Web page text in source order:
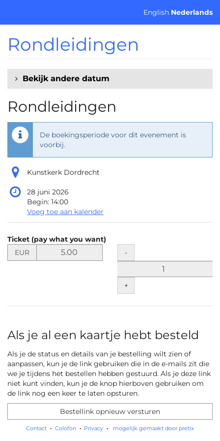
English Nederlands
Rondleidingen
Bekijk andere datum
Rondleidingen
De boekingsperiode voor dit evenement is
voorbij.
Kunstkerk Dordrecht
28 juni 2026
Begin: 14:00
Voeg toe aan kalender
Niet-
gecategoriseerde
Ticket (pay what you want)
Stel
de
voor
what
want)
EUR Hoeveelheid
-
+
Als je al een kaartje hebt besteld
Als je de status en details van je bestelling wilt zien of
aanpassen, kun je de link gebruiken die in de e-mails zit die
we je tijdens het bestellen hebben gestuurd. Als je deze link
niet kunt vinden, kun je de knop hierboven gebruiken om
de link nog een keer te laten opsturen.
Bestellink opnieuw versturen
Contact Colofon Privacy mogelijk gemaakt door pretix